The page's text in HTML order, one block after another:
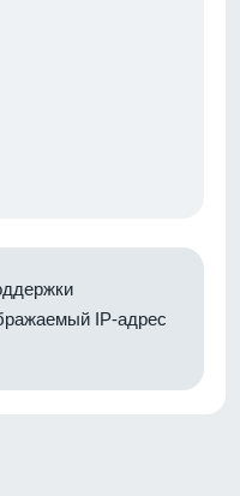
IP-адрес